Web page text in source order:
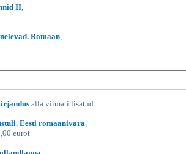
II,
Romaan,
alla viimati lisatud:
Eesti romaanivara,
eurot